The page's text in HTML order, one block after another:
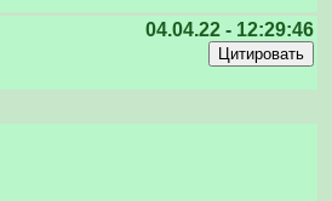
04.04.22 - 12:29:46